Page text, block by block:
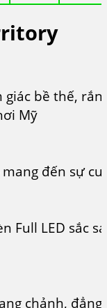
giác bề thế,
Mỹ
đến sự
Full LED sắc
chảnh,